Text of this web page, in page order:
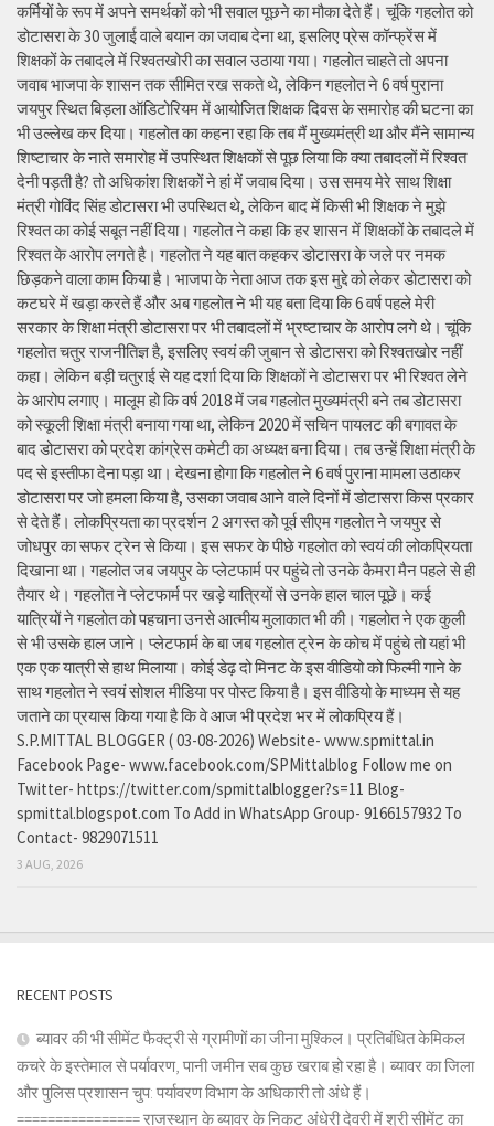
कर्मियों के रूप में अपने समर्थकों को भी सवाल पूछने का मौका देते हैं। चूंकि गहलोत को
डोटासरा के 30 जुलाई वाले बयान का जवाब देना था, इसलिए प्रेस कॉन्फ्रेंस में
शिक्षकों के तबादले में रिश्वतखोरी का सवाल उठाया गया। गहलोत चाहते तो अपना
जवाब भाजपा के शासन तक सीमित रख सकते थे, लेकिन गहलोत ने 6 वर्ष पुराना
जयपुर स्थित बिड़ला ऑडिटोरियम में आयोजित शिक्षक दिवस के समारोह की घटना का
भी उल्लेख कर दिया। गहलोत का कहना रहा कि तब मैं मुख्यमंत्री था और मैंने सामान्य
शिष्टाचार के नाते समारोह में उपस्थित शिक्षकों से पूछ लिया कि क्या तबादलों में रिश्वत
देनी पड़ती है? तो अधिकांश शिक्षकों ने हां में जवाब दिया। उस समय मेरे साथ शिक्षा
मंत्री गोविंद सिंह डोटासरा भी उपस्थित थे, लेकिन बाद में किसी भी शिक्षक ने मुझे
रिश्वत का कोई सबूत नहीं दिया। गहलोत ने कहा कि हर शासन में शिक्षकों के तबादले में
रिश्वत के आरोप लगते है। गहलोत ने यह बात कहकर डोटासरा के जले पर नमक
छिड़कने वाला काम किया है। भाजपा के नेता आज तक इस मुद्दे को लेकर डोटासरा को
कटघरे में खड़ा करते हैं और अब गहलोत ने भी यह बता दिया कि 6 वर्ष पहले मेरी
सरकार के शिक्षा मंत्री डोटासरा पर भी तबादलों में भ्रष्टाचार के आरोप लगे थे। चूंकि
गहलोत चतुर राजनीतिज्ञ है, इसलिए स्वयं की जुबान से डोटासरा को रिश्वतखोर नहीं
कहा। लेकिन बड़ी चतुराई से यह दर्शा दिया कि शिक्षकों ने डोटासरा पर भी रिश्वत लेने
के आरोप लगाए। मालूम हो कि वर्ष 2018 में जब गहलोत मुख्यमंत्री बने तब डोटासरा
को स्कूली शिक्षा मंत्री बनाया गया था, लेकिन 2020 में सचिन पायलट की बगावत के
बाद डोटासरा को प्रदेश कांग्रेस कमेटी का अध्यक्ष बना दिया। तब उन्हें शिक्षा मंत्री के
पद से इस्तीफा देना पड़ा था। देखना होगा कि गहलोत ने 6 वर्ष पुराना मामला उठाकर
डोटासरा पर जो हमला किया है, उसका जवाब आने वाले दिनों में डोटासरा किस प्रकार
से देते हैं। लोकप्रियता का प्रदर्शन 2 अगस्त को पूर्व सीएम गहलोत ने जयपुर से
जोधपुर का सफर ट्रेन से किया। इस सफर के पीछे गहलोत को स्वयं की लोकप्रियता
दिखाना था। गहलोत जब जयपुर के प्लेटफार्म पर पहुंचे तो उनके कैमरा मैन पहले से ही
तैयार थे। गहलोत ने प्लेटफार्म पर खड़े यात्रियों से उनके हाल चाल पूछे। कई
यात्रियों ने गहलोत को पहचाना उनसे आत्मीय मुलाकात भी की। गहलोत ने एक कुली
से भी उसके हाल जाने। प्लेटफार्म के बा जब गहलोत ट्रेन के कोच में पहुंचे तो यहां भी
एक एक यात्री से हाथ मिलाया। कोई डेढ़ दो मिनट के इस वीडियो को फिल्मी गाने के
साथ गहलोत ने स्वयं सोशल मीडिया पर पोस्ट किया है। इस वीडियो के माध्यम से यह
जताने का प्रयास किया गया है कि वे आज भी प्रदेश भर में लोकप्रिय हैं।
S.P.MITTAL BLOGGER ( 03-08-2026) Website- www.spmittal.in
Facebook Page- www.facebook.com/SPMittalblog Follow me on
Twitter- https://twitter.com/spmittalblogger?s=11 Blog-
spmittal.blogspot.com To Add in WhatsApp Group- 9166157932 To
Contact- 9829071511
3 AUG, 2026
RECENT POSTS
ब्यावर की भी सीमेंट फैक्ट्री से ग्रामीणों का जीना मुश्किल। प्रतिबंधित केमिकल
कचरे के इस्तेमाल से पर्यावरण, पानी जमीन सब कुछ खराब हो रहा है। ब्यावर का जिला
और पुलिस प्रशासन चुप: पर्यावरण विभाग के अधिकारी तो अंधे हैं।
================ राजस्थान के ब्यावर के निकट अंधेरी देवरी में श्री सीमेंट का